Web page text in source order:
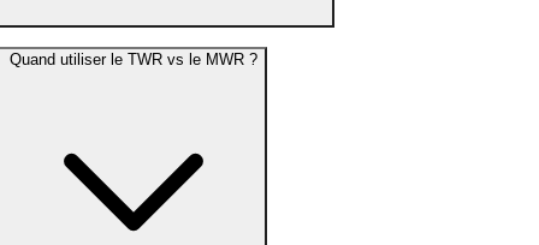
Quand utiliser le TWR vs le MWR ?